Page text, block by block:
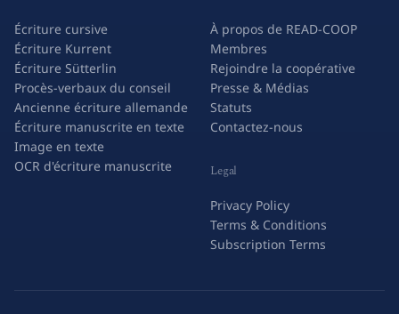
Écriture cursive
Écriture Kurrent
Écriture Sütterlin
Procès-verbaux du conseil
Ancienne écriture allemande
Écriture manuscrite en texte
Image en texte
OCR d'écriture manuscrite
À propos de READ-COOP
Membres
Rejoindre la coopérative
Presse & Médias
Statuts
Contactez-nous
Legal
Privacy Policy
Terms & Conditions
Subscription Terms